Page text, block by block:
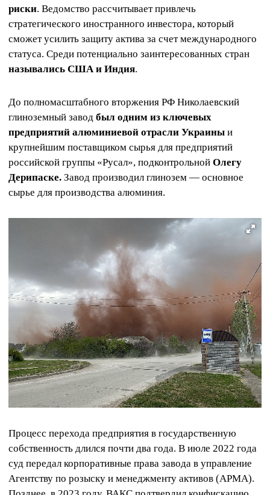
риски. Ведомство рассчитывает привлечь
стратегического иностранного инвестора, который
сможет усилить защиту актива за счет международного
статуса. Среди потенциально заинтересованных стран
назывались США и Индия.
До полномасштабного вторжения РФ Николаевский
глиноземный завод был одним из ключевых
предприятий алюминиевой отрасли Украины и
крупнейшим поставщиком сырья для предприятий
российской группы «Русал», подконтрольной Олегу
Дерипаске. Завод производил глинозем — основное
сырье для производства алюминия.
Процесс перехода предприятия в государственную
собственность длился почти два года. В июле 2022 года
суд передал корпоративные права завода в управление
Агентству по розыску и менеджменту активов (АРМА).